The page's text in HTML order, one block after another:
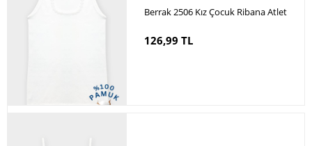
Berrak 2506 Kız Çocuk Ribana Atlet
126,99 TL